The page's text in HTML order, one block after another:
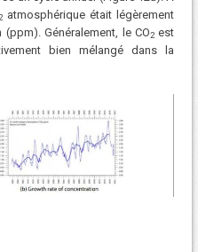
atmosphérique était légèrement
Généralement, le CO2est
bien mélangé dans la